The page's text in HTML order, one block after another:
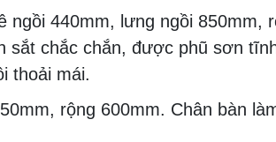
ngồi 440mm, lưng ngồi
sắt chắc chắn, được phũ sơn
thoải mái.
rộng 600mm. Chân bàn